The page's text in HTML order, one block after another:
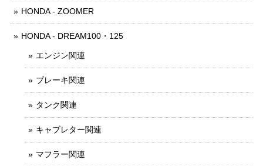
HONDA - ZOOMER
HONDA - DREAM100・125
エンジン関連
ブレーキ関連
タンク関連
キャブレター関連
マフラー関連